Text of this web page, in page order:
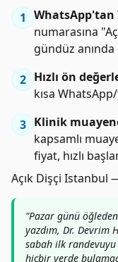
1 WhatsApp'tan
numarasına
gündüz anında
2 Hızlı ön
kısa
3 Klinik
kapsamlı
fiyat, hızlı
Açık Dişçi Istanbul
"Pazar günü
yazdım, Dr. Devrim
sabah ilk
hiçbir yerde